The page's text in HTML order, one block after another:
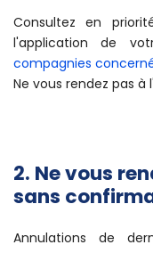
Consultez en
l'application de
compagnies
Ne vous rendez pas
2. Ne vous
sans
Annulations de